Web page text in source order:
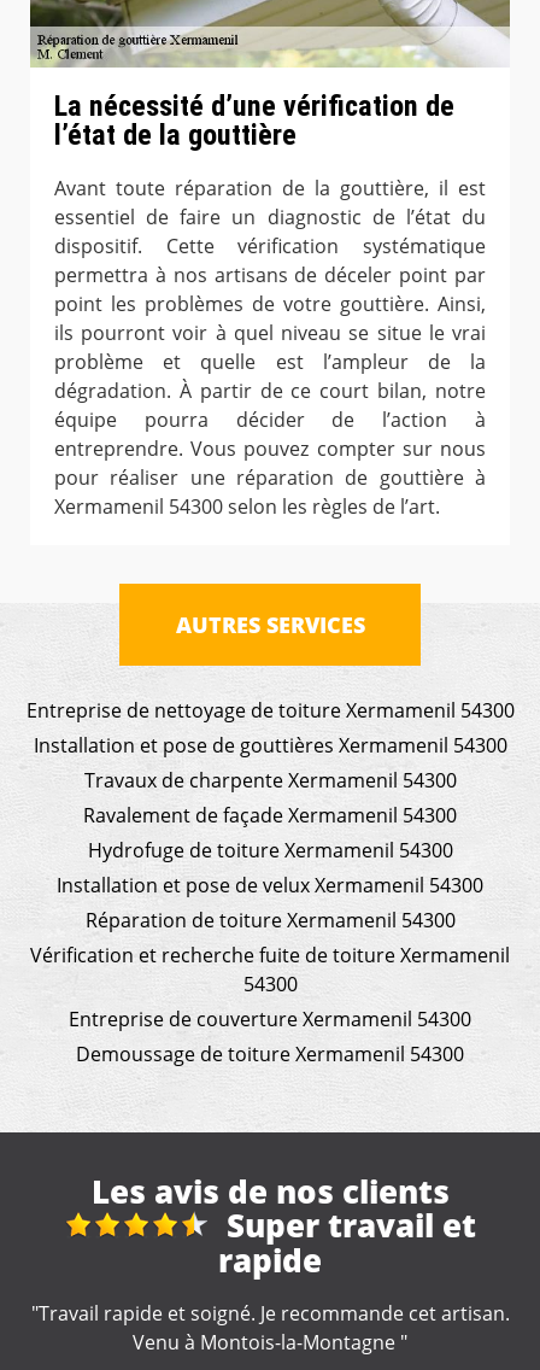
La nécessité d’une vérification de
l’état de la gouttière
Avant toute réparation de la gouttière, il est
essentiel de faire un diagnostic de l’état du
dispositif. Cette vérification systématique
permettra à nos artisans de déceler point par
point les problèmes de votre gouttière. Ainsi,
ils pourront voir à quel niveau se situe le vrai
problème et quelle est l’ampleur de la
dégradation. À partir de ce court bilan, notre
équipe pourra décider de l’action à
entreprendre. Vous pouvez compter sur nous
pour réaliser une réparation de gouttière à
Xermamenil 54300 selon les règles de l’art.
AUTRES SERVICES
Entreprise de nettoyage de toiture Xermamenil 54300
Installation et pose de gouttières Xermamenil 54300
Travaux de charpente Xermamenil 54300
Ravalement de façade Xermamenil 54300
Hydrofuge de toiture Xermamenil 54300
Installation et pose de velux Xermamenil 54300
Réparation de toiture Xermamenil 54300
Vérification et recherche fuite de toiture Xermamenil
54300
Entreprise de couverture Xermamenil 54300
Demoussage de toiture Xermamenil 54300
Les avis de nos clients
Fuite toiture
"Artisan réactif et compétent. A recommander "
De Nounette